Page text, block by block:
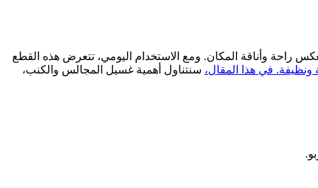
راحة وأناقة المكان. ومع الاستخدام اليومي، تتعرض هذه القطع
في هذا المقال، سنتناول أهمية غسيل المجالس والكنب،